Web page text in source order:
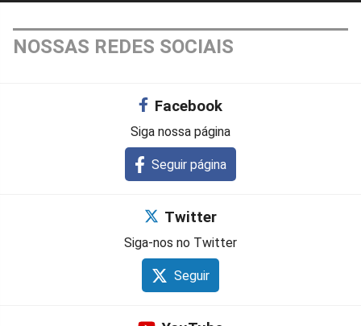
NOSSAS REDES SOCIAIS
Facebook
Siga nossa página
Seguir página
Twitter
Siga-nos no Twitter
Seguir